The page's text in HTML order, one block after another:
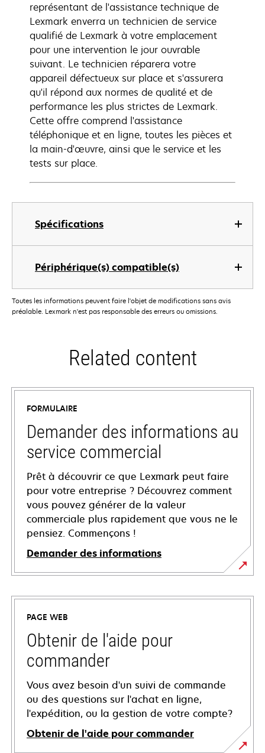
Spécifications
Périphérique(s) compatible(s)
représentant de l'assistance technique de
Lexmark enverra un technicien de service
qualifié de Lexmark à votre emplacement
pour une intervention le jour ouvrable
suivant. Le technicien réparera votre
appareil défectueux sur place et s'assurera
qu'il répond aux normes de qualité et de
performance les plus strictes de Lexmark.
Cette offre comprend l'assistance
téléphonique et en ligne, toutes les pièces et
la main-d'œuvre, ainsi que le service et les
tests sur place.
Toutes les informations peuvent faire l'objet de modifications sans avis
préalable. Lexmark n'est pas responsable des erreurs ou omissions.
Related content
FORMULAIRE
Demander des informations au
service commercial
Prêt à découvrir ce que Lexmark peut faire
pour votre entreprise ? Découvrez comment
vous pouvez générer de la valeur
commerciale plus rapidement que vous ne le
pensiez. Commençons !
Demander des informations
PAGE WEB
Obtenir de l'aide pour
commander
Vous avez besoin d'un suivi de commande
ou des questions sur l'achat en ligne,
l'expédition, ou la gestion de votre compte?
Obtenir de l'aide pour commander